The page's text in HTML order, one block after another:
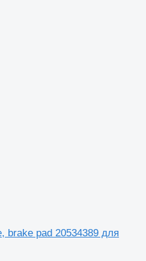
brake pad 20534389 для